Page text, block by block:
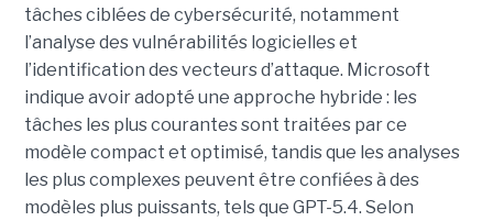
tâches ciblées de cybersécurité, notamment
l’analyse des vulnérabilités logicielles et
l’identification des vecteurs d’attaque. Microsoft
indique avoir adopté une approche hybride : les
tâches les plus courantes sont traitées par ce
modèle compact et optimisé, tandis que les analyses
les plus complexes peuvent être confiées à des
modèles plus puissants, tels que GPT-5.4. Selon